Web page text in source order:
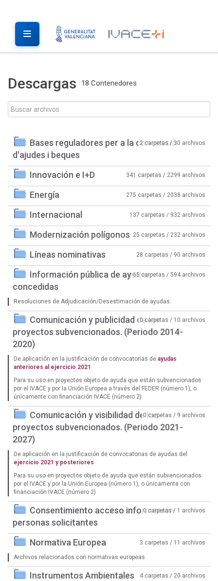
Descargas 18 Contenedores
Bases reguladores per a la concessió
d'ajudes i beques
2 carpetas / 30 archivos
Innovación e I+D 341 carpetas / 2299 archivos
Energía 275 carpetas / 2038 archivos
Internacional 137 carpetas / 932 archivos
Modernización polígonos 25 carpetas / 232 archivos
Líneas nominativas 28 carpetas / 90 archivos
Información pública de ayudas
concedidas
65 carpetas / 594 archivos
Resoluciones de Adjudicación/Desestimación de ayudas.
Comunicación y publicidad de los
proyectos subvencionados. (Periodo 2014-
2020)
0 carpetas / 10 archivos
De aplicación en la justificación de convocatorias de ayudas
anteriores al ejercicio 2021
Para su uso en proyectos objeto de ayuda que están subvencionados
por el IVACE y por la Unión Europea a través del FEDER (número 1), o
únicamente con financiación IVACE (número 2)
Comunicación y visibilidad de los
proyectos subvencionados. (Periodo 2021-
2027)
0 carpetas / 9 archivos
De aplicación en la justificación de convocatorias de ayudas del
ejercicio 2021 y posteriores
Para su uso en proyectos objeto de ayuda que están subvencionados
por el IVACE y por la Unión Europea (número 1), o únicamente con
financiación IVACE (número 2)
Consentimiento acceso información
personas solicitantes
0 carpetas / 1 archivos
Normativa Europea 3 carpetas / 11 archivos
Archivos relacionados con normativas europeas
Instrumentos Ambientales 4 carpetas / 20 archivos